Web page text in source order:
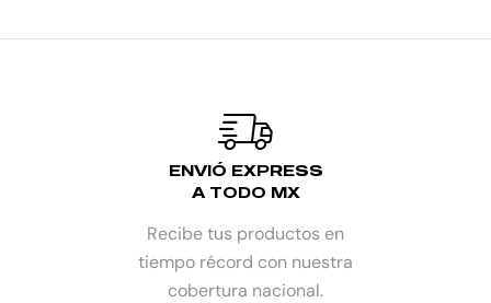
ENVIÓ EXPRESS
A TODO MX
Recibe tus productos en
tiempo récord con nuestra
cobertura nacional.